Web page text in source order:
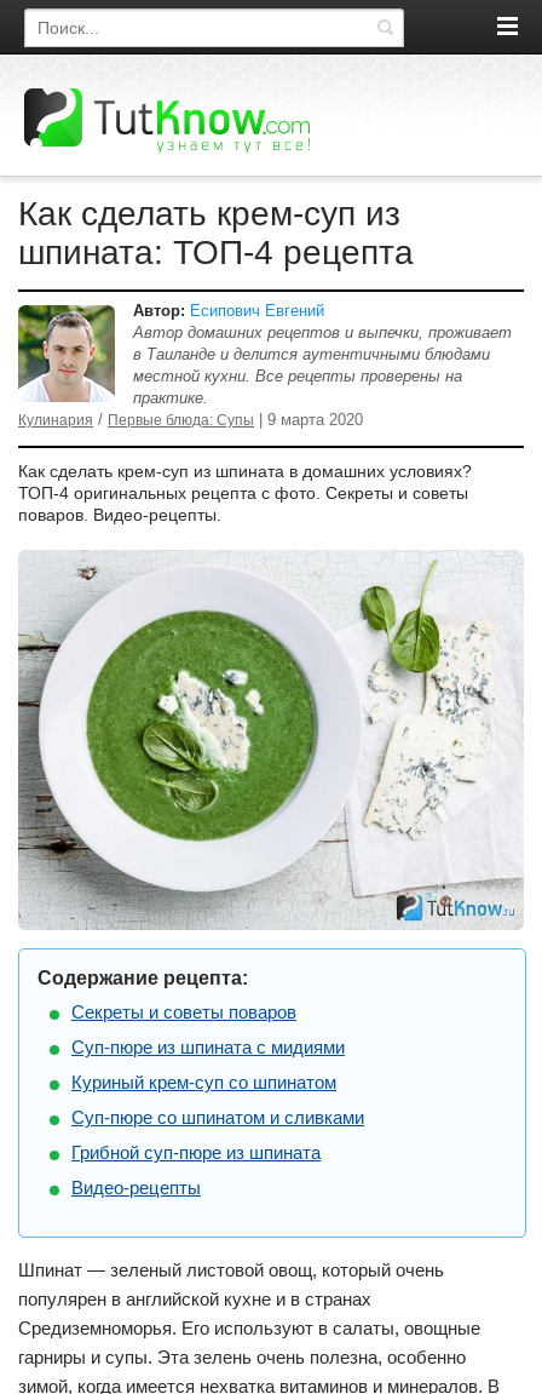
Поиск по сайту
Как сделать крем-суп из
шпината: ТОП-4 рецепта
Автор: Есипович Евгений
Автор домашних рецептов и выпечки, проживает
в Таиланде и делится аутентичными блюдами
местной кухни. Все рецепты проверены на
практике.
Кулинария / Первые блюда: Супы | 9 марта 2020
Как сделать крем-суп из шпината в домашних условиях?
ТОП-4 оригинальных рецепта с фото. Секреты и советы
поваров. Видео-рецепты.
Содержание рецепта:
Секреты и советы поваров
Суп-пюре из шпината с мидиями
Куриный крем-суп со шпинатом
Суп-пюре со шпинатом и сливками
Грибной суп-пюре из шпината
Видео-рецепты
Шпинат — зеленый листовой овощ, который очень
популярен в английской кухне и в странах
Средиземноморья. Его используют в салаты, овощные
гарниры и супы. Эта зелень очень полезна, особенно
зимой, когда имеется нехватка витаминов и минералов. В